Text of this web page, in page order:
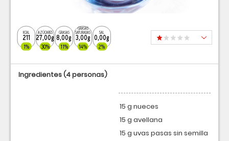
KCAL
211
1%
AZÚCARES
27,00g
30%
GRASAS
8,00g
11%
GRASAS
SATURADAS
3,00g
14%
SAL
0,00g
2%
Ingredientes(4 personas)
15 g nueces
15 g avellana
15 g uvas pasas sin semilla